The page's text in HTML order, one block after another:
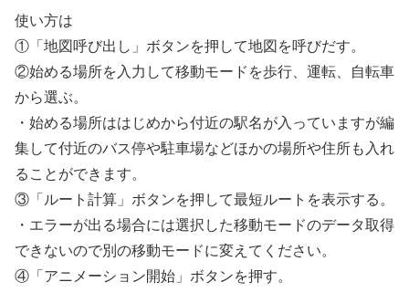
使い方は
①「地図呼び出し」ボタンを押して地図を呼びだす。
②始める場所を入力して移動モードを歩行、運転、自転車
から選ぶ。
・始める場所ははじめから付近の駅名が入っていますが編
集して付近のバス停や駐車場などほかの場所や住所も入れ
ることができます。
③「ルート計算」ボタンを押して最短ルートを表示する。
・エラーが出る場合には選択した移動モードのデータ取得
できないので別の移動モードに変えてください。
④「アニメーション開始」ボタンを押す。